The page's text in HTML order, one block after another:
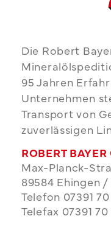
Die Robert
95 Jahren
Unternehmen
Transport von
zuverlässigen
ROBERT
Max-Planck-
89584 Ehingen /
Telefon 07391
Telefax 07391 70